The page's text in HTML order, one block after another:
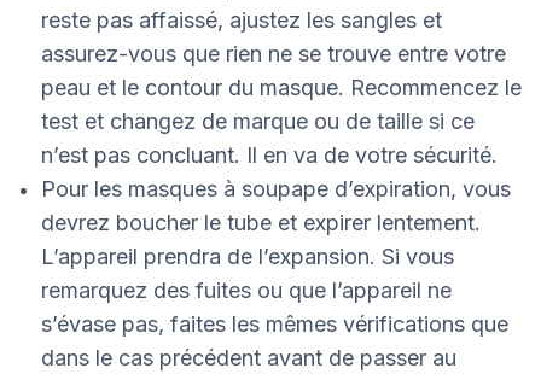
reste pas affaissé, ajustez les sangles et
assurez-vous que rien ne se trouve entre votre
peau et le contour du masque. Recommencez le
test et changez de marque ou de taille si ce
n’est pas concluant. Il en va de votre sécurité.
Pour les masques à soupape d’expiration, vous
devrez boucher le tube et expirer lentement.
L’appareil prendra de l’expansion. Si vous
remarquez des fuites ou que l’appareil ne
s’évase pas, faites les mêmes vérifications que
dans le cas précédent avant de passer au